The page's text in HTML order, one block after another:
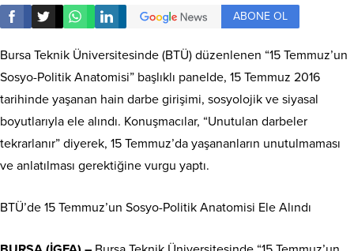
ABONE OL
Bursa Teknik Üniversitesinde (BTÜ) düzenlenen “15 Temmuz’un
Sosyo-Politik Anatomisi” başlıklı panelde, 15 Temmuz 2016
tarihinde yaşanan hain darbe girişimi, sosyolojik ve siyasal
boyutlarıyla ele alındı. Konuşmacılar, “Unutulan darbeler
tekrarlanır” diyerek, 15 Temmuz’da yaşananların unutulmaması
ve anlatılması gerektiğine vurgu yaptı.
BTÜ’de 15 Temmuz’un Sosyo-Politik Anatomisi Ele Alındı